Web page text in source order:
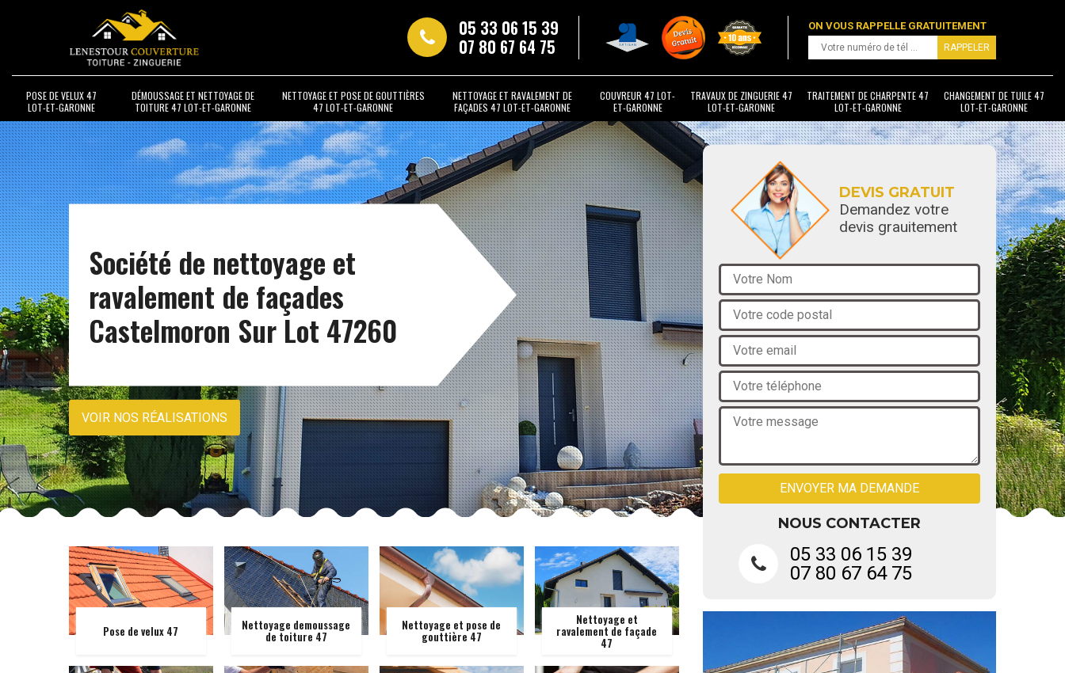
05 33 06 15 39
07 80 67 64 75
ON VOUS RAPPELLE GRATUITEMENT
POSE DE VELUX 47
LOT-ET-GARONNE
DÉMOUSSAGE ET NETTOYAGE DE
TOITURE 47 LOT-ET-GARONNE
NETTOYAGE ET POSE DE GOUTTIÈRES
47 LOT-ET-GARONNE
NETTOYAGE ET RAVALEMENT DE
FAÇADES 47 LOT-ET-GARONNE
COUVREUR 47 LOT-
ET-GARONNE
TRAVAUX DE ZINGUERIE 47
LOT-ET-GARONNE
TRAITEMENT DE CHARPENTE 47
LOT-ET-GARONNE
CHANGEMENT DE TUILE 47
LOT-ET-GARONNE
Société de nettoyage et
ravalement de façades
Castelmoron Sur Lot 47260
VOIR NOS RÉALISATIONS
Pose de velux 47 Nettoyage demoussage
de toiture 47
Nettoyage et pose de
gouttière 47
Nettoyage et
ravalement de façade
47
DEVIS GRATUIT
Demandez votre
devis grauitement
NOUS CONTACTER
05 33 06 15 39
07 80 67 64 75